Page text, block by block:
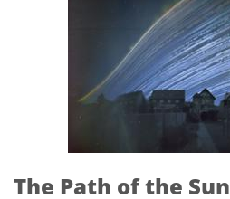
The Path of the Sun